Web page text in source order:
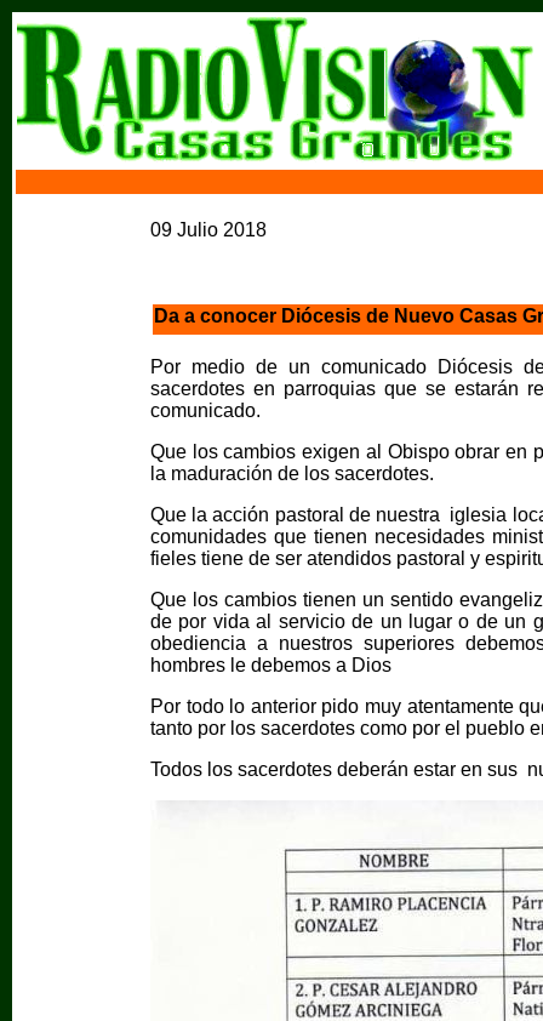
09 Julio 2018
Da a conocer Diócesis de Nuevo Casas
Por medio de un comunicado Diócesis
sacerdotes en parroquias que se estarán
comunicado.
Que los cambios exigen al Obispo obrar en
la maduración de los sacerdotes.
Que la acción pastoral de nuestra iglesia
comunidades que tienen necesidades
fieles tiene de ser atendidos pastoral y
Que los cambios tienen un sentido
de por vida al servicio de un lugar o de un
obediencia a nuestros superiores
hombres le debemos a Dios
Por todo lo anterior pido muy atentamente
tanto por los sacerdotes como por el pueblo
Todos los sacerdotes deberán estar en sus